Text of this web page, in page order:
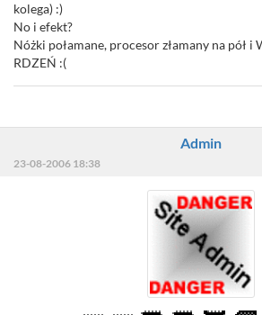
kolega) :)
No i efekt?
Nóżki połamane, procesor złamany na pół i
RDZEŃ :(
Admin
23-08-2006 18:38